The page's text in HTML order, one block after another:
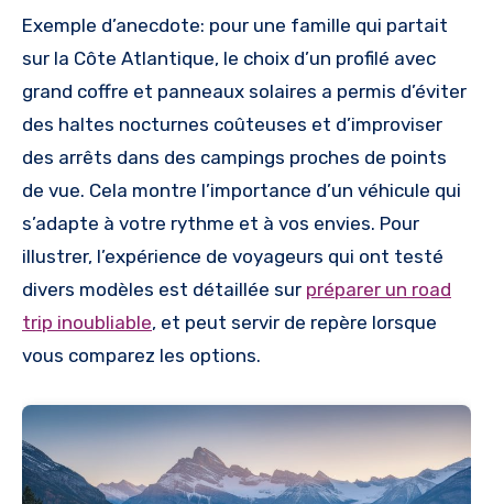
Exemple d’anecdote: pour une famille qui partait
sur la Côte Atlantique, le choix d’un profilé avec
grand coffre et panneaux solaires a permis d’éviter
des haltes nocturnes coûteuses et d’improviser
des arrêts dans des campings proches de points
de vue. Cela montre l’importance d’un véhicule qui
s’adapte à votre rythme et à vos envies. Pour
illustrer, l’expérience de voyageurs qui ont testé
divers modèles est détaillée sur préparer un road
trip inoubliable, et peut servir de repère lorsque
vous comparez les options.